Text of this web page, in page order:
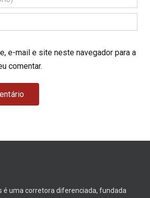
e-mail e site neste navegador para a
comentar.
é uma corretora diferenciada, fundada